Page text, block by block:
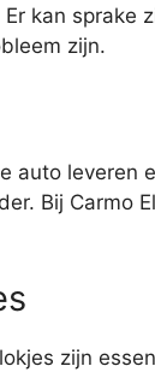
kan sprake
zijn.
auto leveren
Bij Carmo
zijn